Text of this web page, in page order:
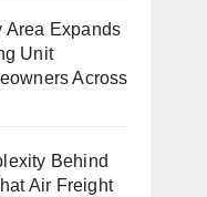
Area Expands
Unit
Across
Behind
Air Freight